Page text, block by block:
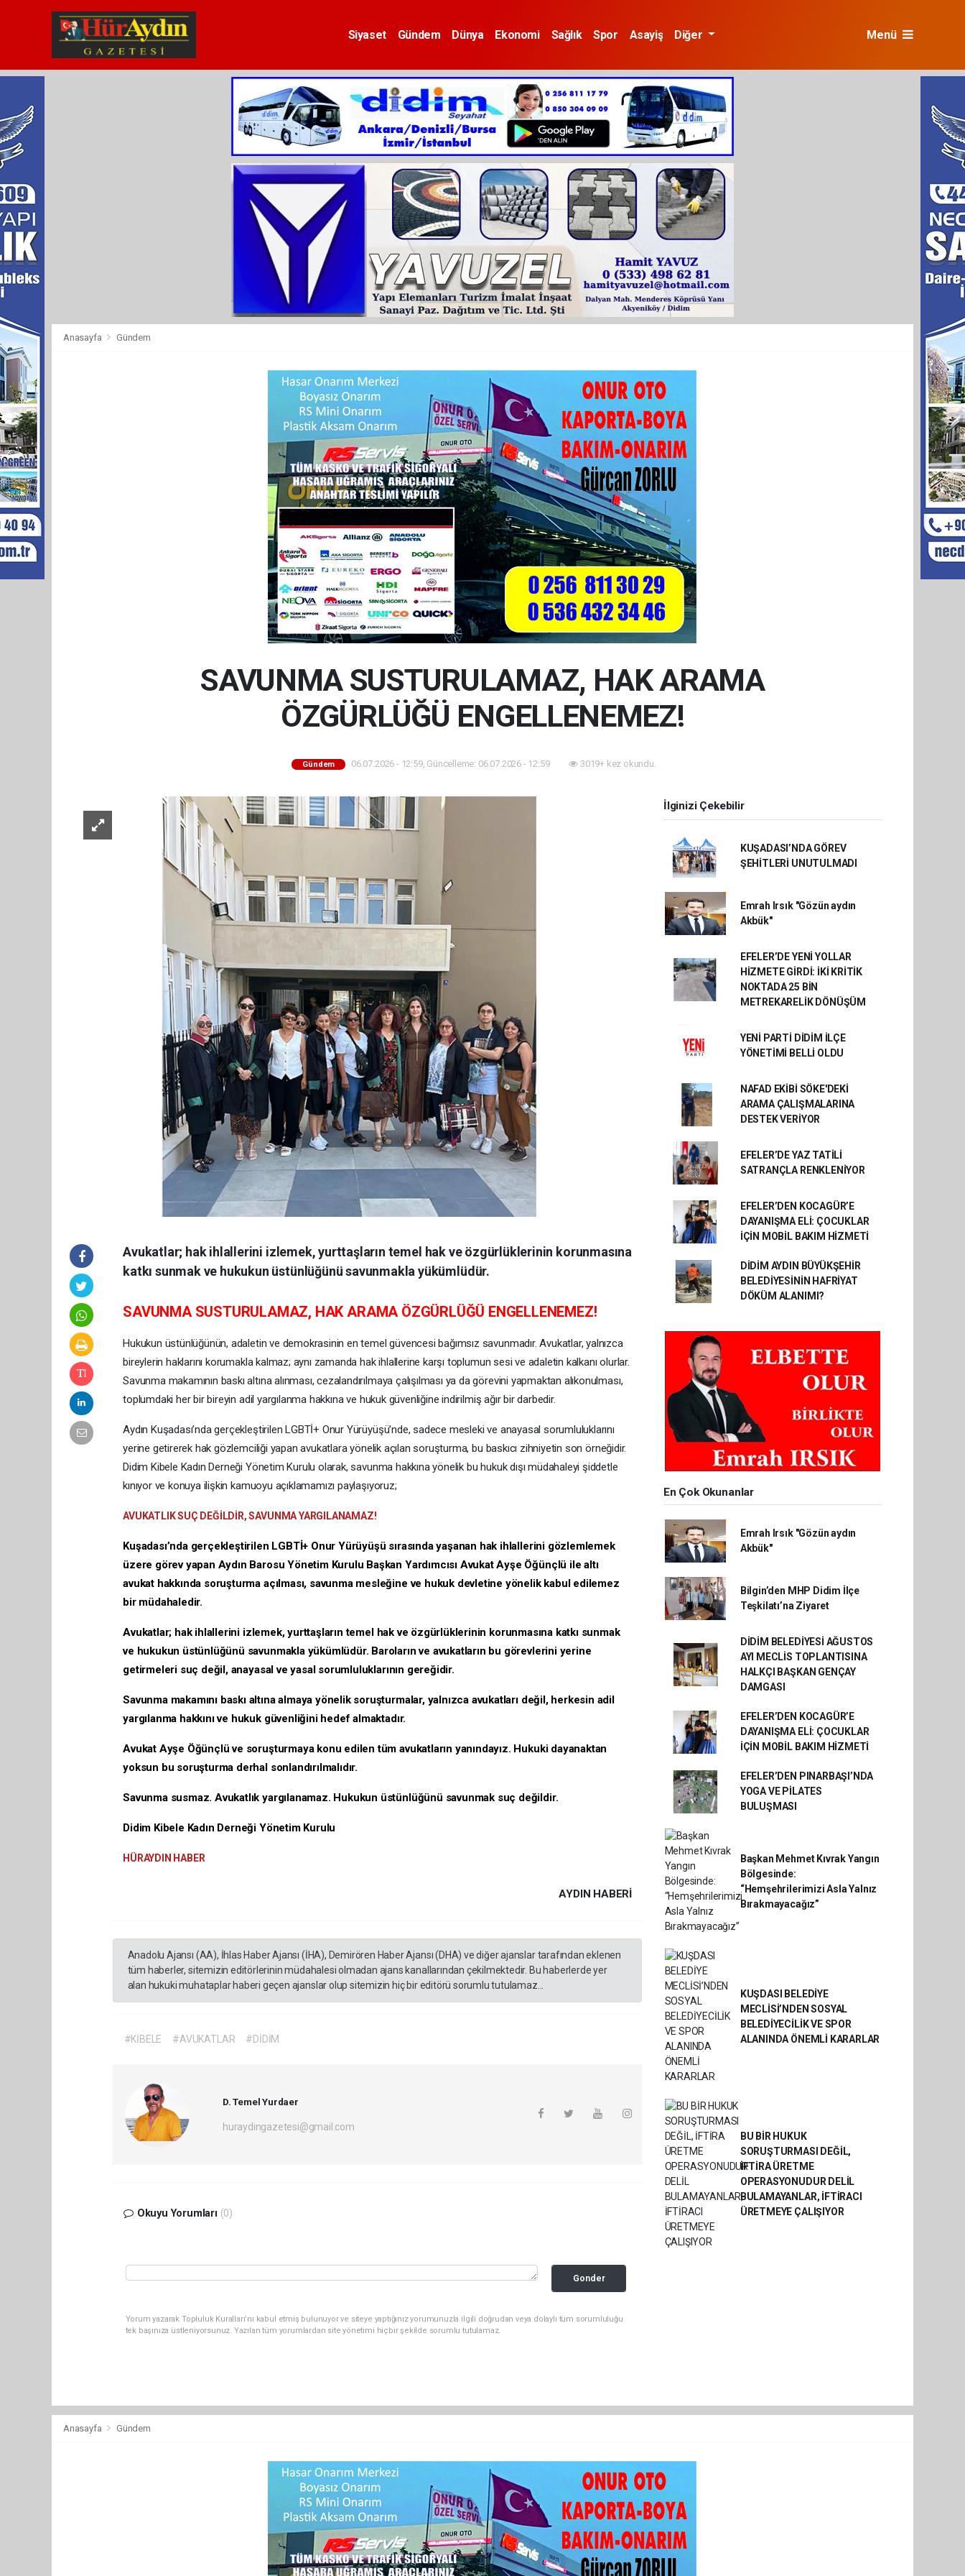
Siyaset Gündem Dünya Ekonomi Sağlık Spor Asayiş Diğer Menü
Anasayfa Gündem
SAVUNMA SUSTURULAMAZ, HAK ARAMA
ÖZGÜRLÜĞÜ ENGELLENEMEZ!
Gündem 06.07.2026 - 12:59, Güncelleme: 06.07.2026 - 12:59 3019+ kez okundu.
Avukatlar; hak ihlallerini izlemek, yurttaşların temel hak ve özgürlüklerinin korunmasına
katkı sunmak ve hukukun üstünlüğünü savunmakla yükümlüdür.
​SAVUNMA SUSTURULAMAZ, HAK ARAMA ÖZGÜRLÜĞÜ ENGELLENEMEZ!
​Hukukun üstünlüğünün, adaletin ve demokrasinin en temel güvencesi bağımsız savunmadır. Avukatlar, yalnızca
bireylerin haklarını korumakla kalmaz; aynı zamanda hak ihlallerine karşı toplumun sesi ve adaletin kalkanı olurlar.
Savunma makamının baskı altına alınması, cezalandırılmaya çalışılması ya da görevini yapmaktan alıkonulması,
toplumdaki her bir bireyin adil yargılanma hakkına ve hukuk güvenliğine indirilmiş ağır bir darbedir.
​Aydın Kuşadası’nda gerçekleştirilen LGBTİ+ Onur Yürüyüşü’nde, sadece mesleki ve anayasal sorumluluklarını
yerine getirerek hak gözlemciliği yapan avukatlara yönelik açılan soruşturma, bu baskıcı zihniyetin son örneğidir.
Didim Kibele Kadın Derneği Yönetim Kurulu olarak, savunma hakkına yönelik bu hukuk dışı müdahaleyi şiddetle
kınıyor ve konuya ilişkin kamuoyu açıklamamızı paylaşıyoruz;
​AVUKATLIK SUÇ DEĞİLDİR, SAVUNMA YARGILANAMAZ!
​Kuşadası’nda gerçekleştirilen LGBTİ+ Onur Yürüyüşü sırasında yaşanan hak ihlallerini gözlemlemek
üzere görev yapan Aydın Barosu Yönetim Kurulu Başkan Yardımcısı Avukat Ayşe Öğünçlü ile altı
avukat hakkında soruşturma açılması, savunma mesleğine ve hukuk devletine yönelik kabul edilemez
bir müdahaledir.
​Avukatlar; hak ihlallerini izlemek, yurttaşların temel hak ve özgürlüklerinin korunmasına katkı sunmak
ve hukukun üstünlüğünü savunmakla yükümlüdür. Baroların ve avukatların bu görevlerini yerine
getirmeleri suç değil, anayasal ve yasal sorumluluklarının gereğidir.
​Savunma makamını baskı altına almaya yönelik soruşturmalar, yalnızca avukatları değil, herkesin adil
yargılanma hakkını ve hukuk güvenliğini hedef almaktadır.
​Avukat Ayşe Öğünçlü ve soruşturmaya konu edilen tüm avukatların yanındayız. Hukuki dayanaktan
yoksun bu soruşturma derhal sonlandırılmalıdır.
​Savunma susmaz. Avukatlık yargılanamaz. Hukukun üstünlüğünü savunmak suç değildir.
​Didim Kibele Kadın Derneği Yönetim Kurulu
HÜRAYDIN HABER
AYDIN HABERİ
Anadolu Ajansı (AA), İhlas Haber Ajansı (İHA), Demirören Haber Ajansı (DHA) ve diğer ajanslar tarafından eklenen
tüm haberler, sitemizin editörlerinin müdahalesi olmadan ajans kanallarından çekilmektedir. Bu haberlerde yer
alan hukuki muhataplar haberi geçen ajanslar olup sitemizin hiç bir editörü sorumlu tutulamaz...
#KİBELE #AVUKATLAR #DİDİM
D. Temel Yurdaer
huraydingazetesi@gmail.com
Okuyu Yorumları (0)
Gonder
Yorum yazarak Topluluk Kuralları’nı kabul etmiş bulunuyor ve siteye yaptığınız yorumunuzla ilgili doğrudan veya dolaylı tüm sorumluluğu
tek başınıza üstleniyorsunuz. Yazılan tüm yorumlardan site yönetimi hiçbir şekilde sorumlu tutulamaz.
İlginizi Çekebilir
KUŞADASI’NDA GÖREV
ŞEHİTLERİ UNUTULMADI
Emrah Irsık "Gözün aydın
Akbük"
EFELER’DE YENİ YOLLAR
HİZMETE GİRDİ: İKİ KRİTİK
NOKTADA 25 BİN
METREKARELİK DÖNÜŞÜM
YENİ PARTİ DİDİM İLÇE
YÖNETİMİ BELLİ OLDU
NAFAD EKİBİ SÖKE'DEKİ
ARAMA ÇALIŞMALARINA
DESTEK VERİYOR
EFELER’DE YAZ TATİLİ
SATRANÇLA RENKLENİYOR
EFELER’DEN KOCAGÜR’E
DAYANIŞMA ELİ: ÇOCUKLAR
İÇİN MOBİL BAKIM HİZMETİ
DİDİM AYDIN BÜYÜKŞEHİR
BELEDİYESİNİN HAFRİYAT
DÖKÜM ALANIMI?
En Çok Okunanlar
Emrah Irsık "Gözün aydın
Akbük"
Bilgin’den MHP Didim İlçe
Teşkilatı’na Ziyaret
DİDİM BELEDİYESİ AĞUSTOS
AYI MECLİS TOPLANTISINA
HALKÇI BAŞKAN GENÇAY
DAMGASI
EFELER’DEN KOCAGÜR’E
DAYANIŞMA ELİ: ÇOCUKLAR
İÇİN MOBİL BAKIM HİZMETİ
EFELER’DEN PINARBAŞI’NDA
YOGA VE PİLATES
BULUŞMASI
Başkan Mehmet Kıvrak Yangın
Bölgesinde:
“Hemşehrilerimizi Asla Yalnız
Bırakmayacağız”
KUŞDASI BELEDİYE
MECLİSİ’NDEN SOSYAL
BELEDİYECİLİK VE SPOR
ALANINDA ÖNEMLİ KARARLAR
BU BİR HUKUK
SORUŞTURMASI DEĞİL,
İFTİRA ÜRETME
OPERASYONUDUR DELİL
BULAMAYANLAR, İFTİRACI
ÜRETMEYE ÇALIŞIYOR
Anasayfa Gündem